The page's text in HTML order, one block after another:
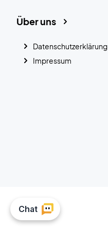
Über uns
Datenschutzerklärung
Impressum